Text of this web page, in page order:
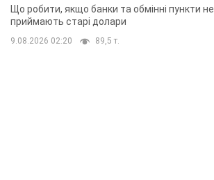
Що робити, якщо банки та обмінні пункти не
приймають старі долари
9.08.2026 02:20 89,5 т.